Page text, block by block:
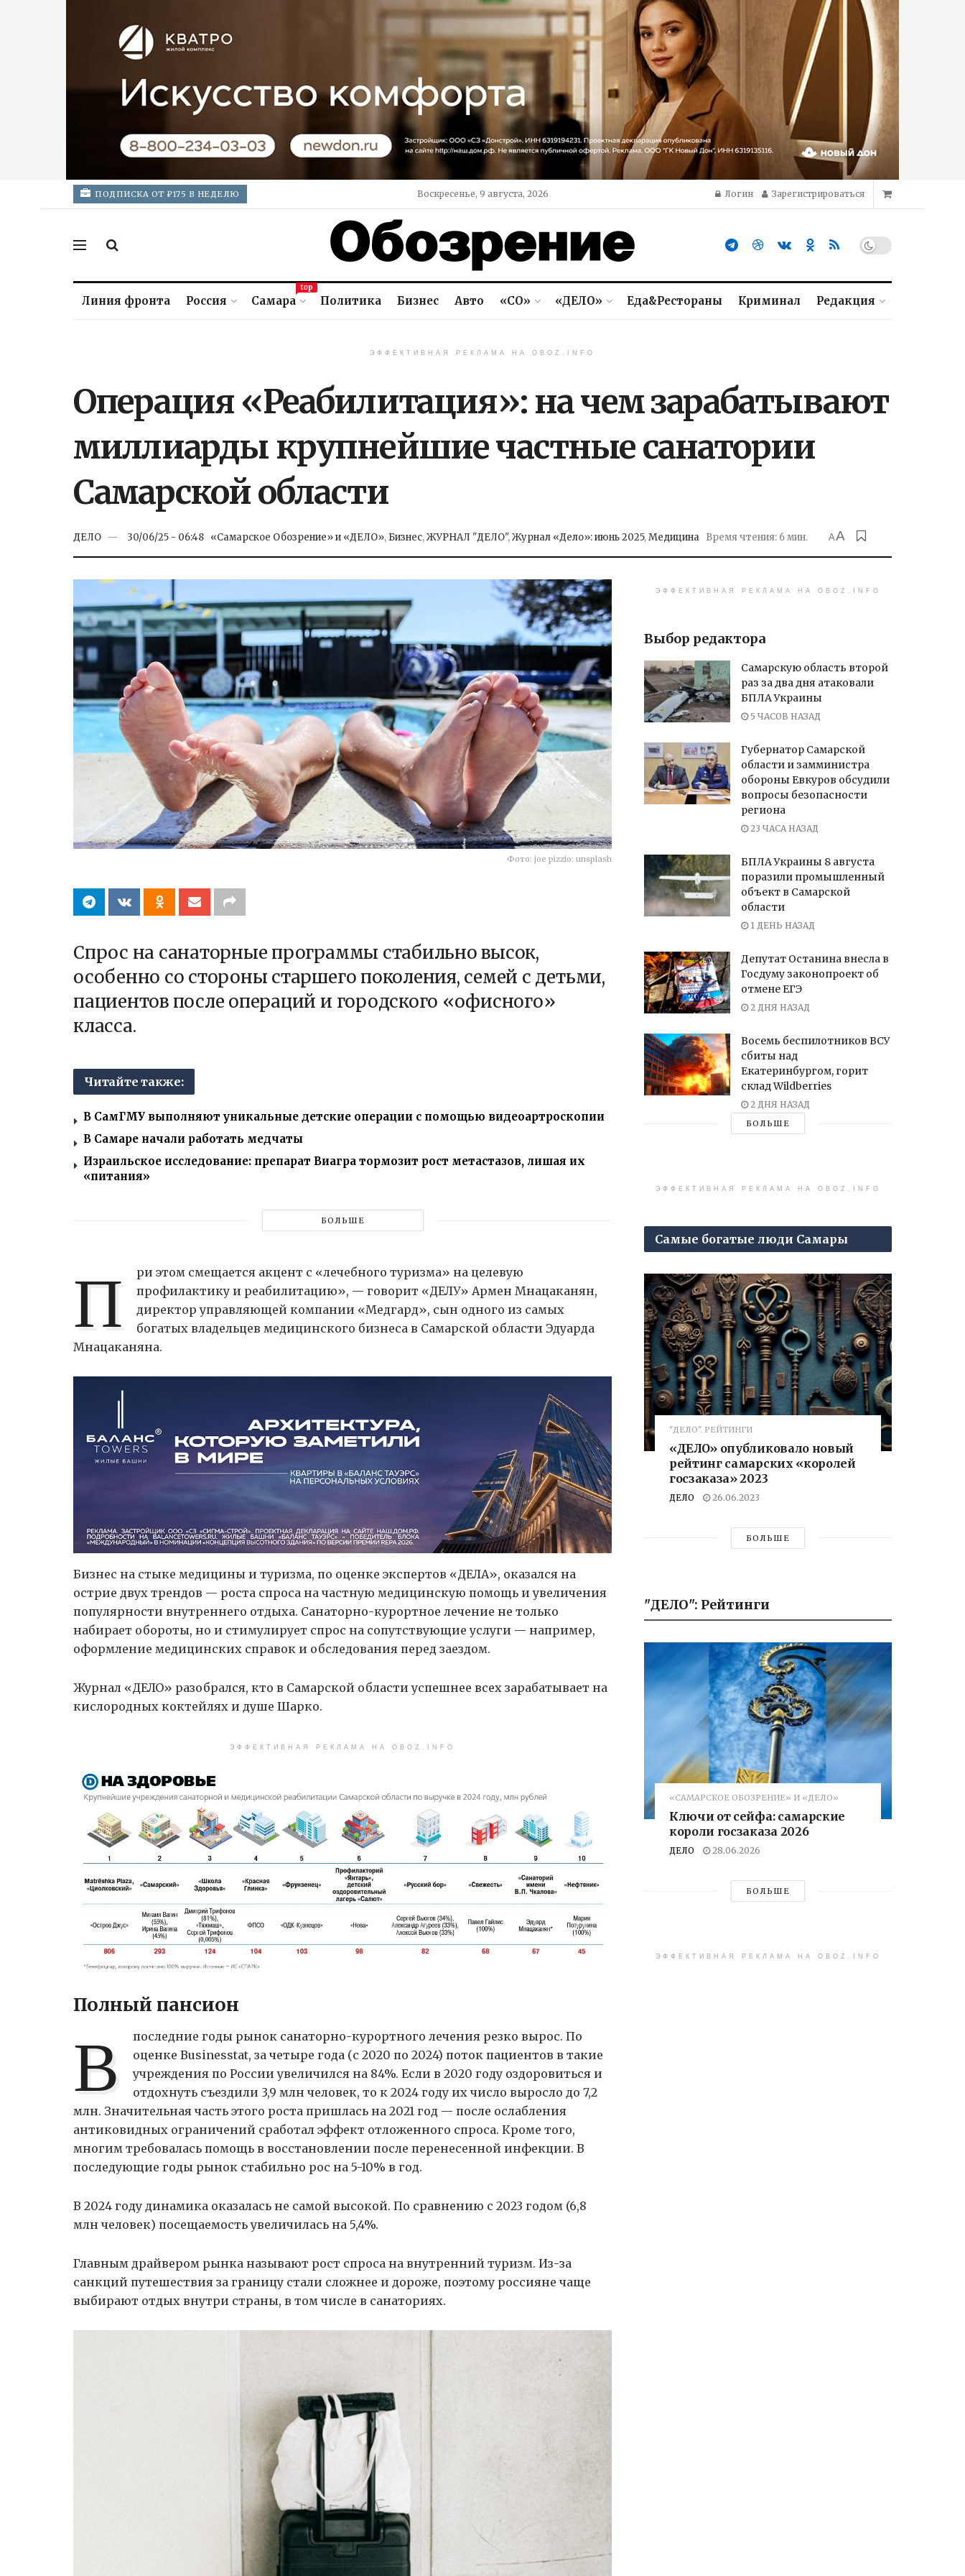
ПОДПИСКА ОТ ₽175 В НЕДЕЛЮ Воскресенье, 9 августа, 2026 Логин Зарегистрироваться
Линия фронта Россия Самара
top
Политика Бизнес Авто «СО» «ДЕЛО» Еда&Рестораны Криминал Редакция
ЭФФЕКТИВНАЯ РЕКЛАМА НА OBOZ.INFO
Операция «Реабилитация»: на чем зарабатывают
миллиарды крупнейшие частные санатории
Самарской области
ДЕЛО 30/06/25 - 06:48 «Самарское Обозрение» и «ДЕЛО»,Бизнес,ЖУРНАЛ "ДЕЛО",Журнал «Дело»: июнь 2025,Медицина Время чтения: 6 мин. AA
Фото: joe pizzio: unsplash
Спрос на санаторные программы стабильно высок,
особенно со стороны старшего поколения, семей с детьми,
пациентов после операций и городского «офисного»
класса.
Читайте также:
В СамГМУ выполняют уникальные детские операции с помощью видеоартроскопии
В Самаре начали работать медчаты
Израильское исследование: препарат Виагра тормозит рост метастазов, лишая их
«питания»
БОЛЬШЕ
П
ри этом смещается акцент с «лечебного туризма» на целевую
профилактику и реабилитацию», — говорит «ДЕЛУ» Армен Мнацаканян,
директор управляющей компании «Медгард», сын одного из самых
богатых владельцев медицинского бизнеса в Самарской области Эдуарда
Мнацаканяна.
Бизнес на стыке медицины и туризма, по оценке экспертов «ДЕЛА», оказался на
острие двух трендов — роста спроса на частную медицинскую помощь и увеличения
популярности внутреннего отдыха. Санаторно-курортное лечение не только
набирает обороты, но и стимулирует спрос на сопутствующие услуги — например,
оформление медицинских справок и обследования перед заездом.
Журнал «ДЕЛО» разобрался, кто в Самарской области успешнее всех зарабатывает на
кислородных коктейлях и душе Шарко.
ЭФФЕКТИВНАЯ РЕКЛАМА НА OBOZ.INFO
Полный пансион
В
последние годы рынок санаторно-курортного лечения резко вырос. По
оценке Businesstat, за четыре года (с 2020 по 2024) поток пациентов в такие
учреждения по России увеличился на 84%. Если в 2020 году оздоровиться и
отдохнуть съездили 3,9 млн человек, то к 2024 году их число выросло до 7,2
млн. Значительная часть этого роста пришлась на 2021 год — после ослабления
антиковидных ограничений сработал эффект отложенного спроса. Кроме того,
многим требовалась помощь в восстановлении после перенесенной инфекции. В
последующие годы рынок стабильно рос на 5-10% в год.
В 2024 году динамика оказалась не самой высокой. По сравнению с 2023 годом (6,8
млн человек) посещаемость увеличилась на 5,4%.
Главным драйвером рынка называют рост спроса на внутренний туризм. Из-за
санкций путешествия за границу стали сложнее и дороже, поэтому россияне чаще
выбирают отдых внутри страны, в том числе в санаториях.
ЭФФЕКТИВНАЯ РЕКЛАМА НА OBOZ.INFO
Выбор редактора
Самарскую область второй
раз за два дня атаковали
БПЛА Украины
5 ЧАСОВ НАЗАД
Губернатор Самарской
области и замминистра
обороны Евкуров обсудили
вопросы безопасности
региона
23 ЧАСА НАЗАД
БПЛА Украины 8 августа
поразили промышленный
объект в Самарской
области
1 ДЕНЬ НАЗАД
Депутат Останина внесла в
Госдуму законопроект об
отмене ЕГЭ
2 ДНЯ НАЗАД
Восемь беспилотников ВСУ
сбиты над
Екатеринбургом, горит
склад Wildberries
2 ДНЯ НАЗАД
БОЛЬШЕ
ЭФФЕКТИВНАЯ РЕКЛАМА НА OBOZ.INFO
Самые богатые люди Самары
"ДЕЛО". РЕЙТИНГИ
«ДЕЛО» опубликовало новый
рейтинг самарских «королей
госзаказа» 2023
ДЕЛО 26.06.2023
БОЛЬШЕ
"ДЕЛО": Рейтинги
«САМАРСКОЕ ОБОЗРЕНИЕ» И «ДЕЛО»
Ключи от сейфа: самарские
короли госзаказа 2026
ДЕЛО 28.06.2026
БОЛЬШЕ
ЭФФЕКТИВНАЯ РЕКЛАМА НА OBOZ.INFO